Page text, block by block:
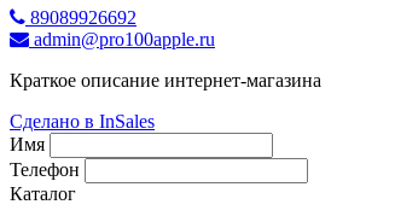
89089926692
admin@pro100apple.ru
Краткое описание интернет-магазина
Сделано в InSales
Имя
Телефон
Каталог